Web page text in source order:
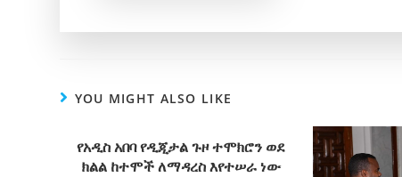
YOU MIGHT ALSO LIKE
የአዲስ አበባ የዲጂታል ጉዞ ተሞክሮን ወደ
ክልል ከተሞች ለማዳረስ እየተሠራ ነው